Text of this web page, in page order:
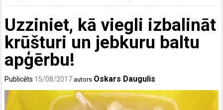
Uzziniet, kā viegli izbalināt
krūšturi un jebkuru baltu
apģērbu!
Publicēts 15/08/2017 autors Oskars Daugulis